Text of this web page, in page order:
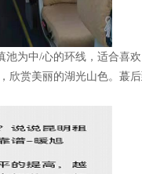
为中/心的环线，适合喜
赏美丽的湖光山色。蕞